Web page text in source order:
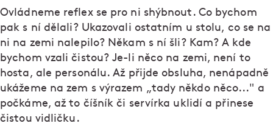
Ovládneme reflex se pro ni shýbnout. Co bychom
pak s ní dělali? Ukazovali ostatním u stolu, co se na
ni na zemi nalepilo? Někam s ní šli? Kam? A kde
bychom vzali čistou? Je-li něco na zemi, není to
hosta, ale personálu. Až přijde obsluha, nenápadně
ukážeme na zem s výrazem „tady někdo něco..." a
počkáme, až to číšník či servírka uklidí a přinese
čistou vidličku.